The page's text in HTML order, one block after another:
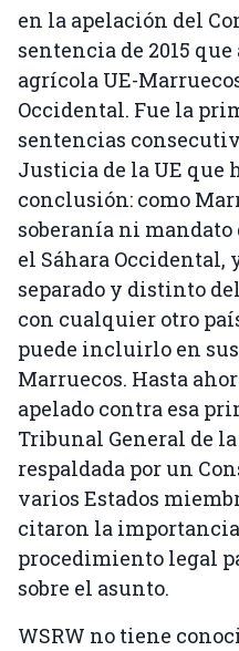
en la apelación del
sentencia de 2015
agrícola UE-
Occidental. Fue la
sentencias
Justicia de la UE que
conclusión: como
soberanía ni
el Sáhara Occidental,
separado y distinto
con cualquier otro
puede incluirlo en
Marruecos. Hasta
apelado contra esa
Tribunal General de la
respaldada por un
varios Estados
citaron la importancia
procedimiento legal
sobre el asunto.
WSRW no tiene